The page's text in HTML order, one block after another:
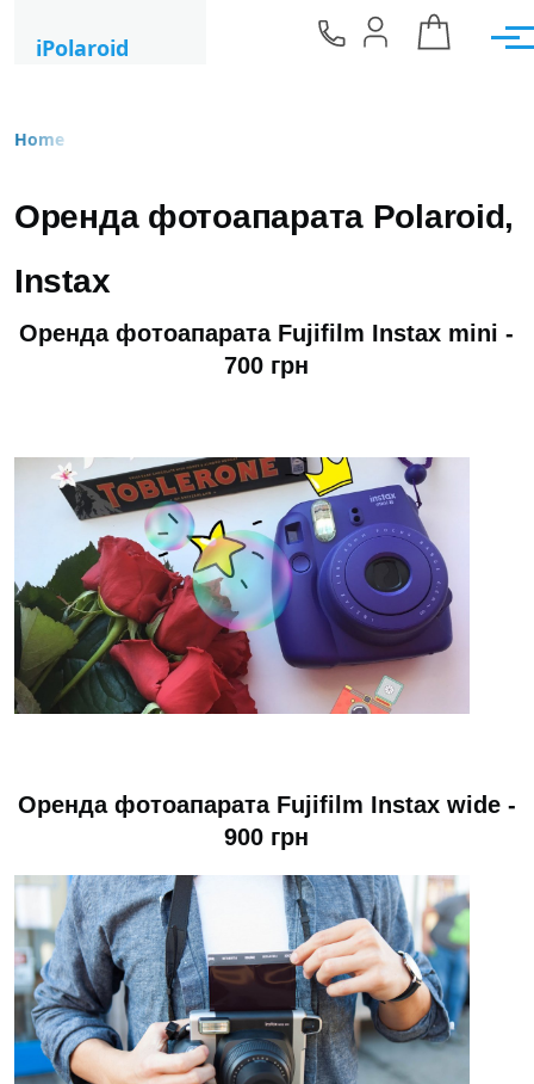
iPolaroid
Breadcrumb
Home
Оренда фотоапарата Polaroid,
Instax
Оренда фотоапарата Fujifilm Instax mini -
700 грн
Оренда фотоапарата Fujifilm Instax wide -
900 грн